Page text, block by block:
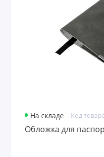
На складе Код
Обложка для